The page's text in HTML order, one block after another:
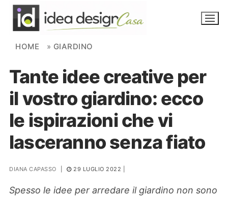
Skip to content
NOVITÀ
AMBIENTI
FAI DA TE
PIANTE
Ortaggio
HOME » GIARDINO
Tante idee creative per
il vostro giardino: ecco
le ispirazioni che vi
lasceranno senza fiato
DIANA CAPASSO 29 LUGLIO 2022
Spesso le idee per arredare il giardino non sono